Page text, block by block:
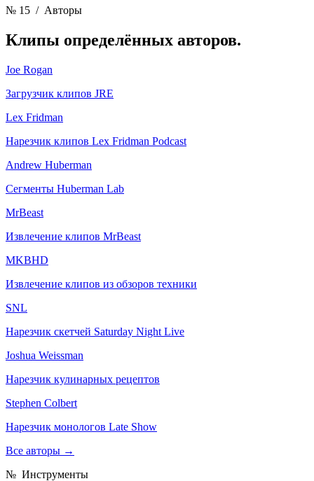
№ 15 / Авторы
Клипы определённых авторов.
Joe Rogan
Загрузчик клипов JRE
Lex Fridman
Нарезчик клипов Lex Fridman Podcast
Andrew Huberman
Сегменты Huberman Lab
MrBeast
Извлечение клипов MrBeast
MKBHD
Извлечение клипов из обзоров техники
SNL
Нарезчик скетчей Saturday Night Live
Joshua Weissman
Нарезчик кулинарных рецептов
Stephen Colbert
Нарезчик монологов Late Show
Все авторы →
№ Инструменты